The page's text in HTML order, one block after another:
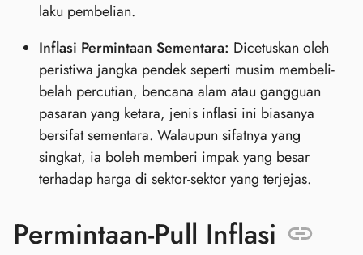
laku pembelian.
Inflasi Permintaan Sementara: Dicetuskan oleh
peristiwa jangka pendek seperti musim membeli-
belah percutian, bencana alam atau gangguan
pasaran yang ketara, jenis inflasi ini biasanya
bersifat sementara. Walaupun sifatnya yang
singkat, ia boleh memberi impak yang besar
terhadap harga di sektor-sektor yang terjejas.
Permintaan-Pull Inflasi